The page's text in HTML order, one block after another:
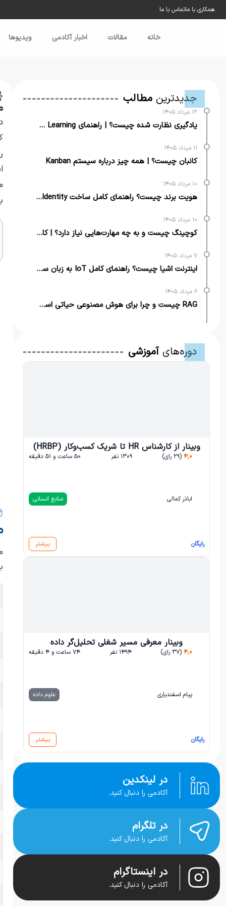
همکاری با ماتماس با ما
خانه مقالات اخبار آکادمی ویدیو‌ها
جدیدترین مطالب
۱۲ مرداد ۱۴۰۵
یادگیری نظارت شده چیست؟ | راهنمای Supervised Learning
۱۱ مرداد ۱۴۰۵
کانبان چیست؟ | همه چیز درباره سیستم Kanban
۱۰ مرداد ۱۴۰۵
هویت برند چیست؟ راهنمای کامل ساخت Brand Identity برای کسب‌وکارها
۱۰ مرداد ۱۴۰۵
کوچینگ چیست و به چه مهارت‌هایی نیاز دارد؟ | کامل‌ترین راهنما
۷ مرداد ۱۴۰۵
اینترنت اشیا چیست؟ راهنمای کامل IoT به زبان ساده + مثال‌های کاربردی
۶ مرداد ۱۴۰۵
RAG چیست و چرا برای هوش مصنوعی حیاتی است؟ | از تعریف تا کاربرد
دوره‌هایآموزشی
وبینار از کارشناس HR تا شریک کسب‌وکار (HRBP)
۴,۰ (۲۹ رای) ۱۳۰۹ نفر
اباذر کمالی منابع انسانی
رایگان بیشتر
وبینار معرفی مسیر شغلی تحلیل‌گر داده
۴,۰ (۳۷ رای) ۱۴۹۴ نفر
پیام اسفندیاری علوم داده
رایگان بیشتر
در لینکدین
آکادمی را دنبال کنید.
در تلگرام
آکادمی را دنبال کنید.
در اینستاگرام
آکادمی را دنبال کنید.